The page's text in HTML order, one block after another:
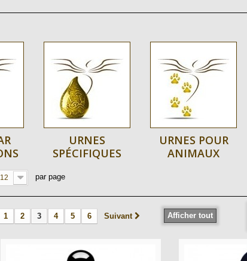
URNES
SPÉCIFIQUES
URNES POUR
ANIMAUX
12 par page
Afficher tout
1 2 3 4 5 6 Suivant